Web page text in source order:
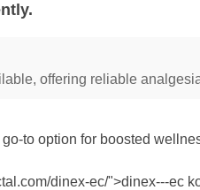
offering reliable
go-to option for boosted
dinex-ec/">dinex---ec